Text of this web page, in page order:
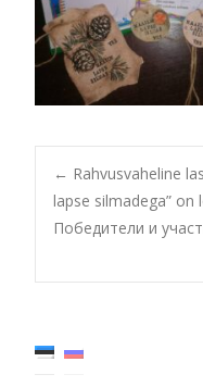
Post
← Rahvusvaheline
lapse silmadega” on
Победители и